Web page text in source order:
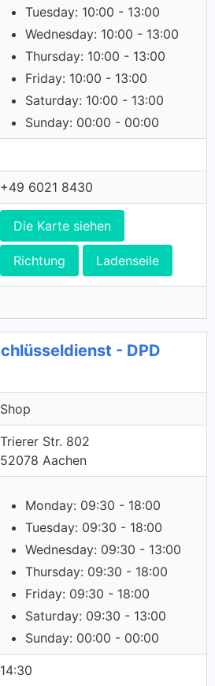
Tuesday: 10:00 - 13:00
Wednesday: 10:00 - 13:00
Thursday: 10:00 - 13:00
Friday: 10:00 - 13:00
Saturday: 10:00 - 13:00
Sunday: 00:00 - 00:00
+49 6021 8430
Die Karte siehen
Richtung Ladenseile
- DPD
Shop
Trierer Str. 802
52078 Aachen
Monday: 09:30 - 18:00
Tuesday: 09:30 - 18:00
Wednesday: 09:30 - 13:00
Thursday: 09:30 - 18:00
Friday: 09:30 - 18:00
Saturday: 09:30 - 13:00
Sunday: 00:00 - 00:00
14:30